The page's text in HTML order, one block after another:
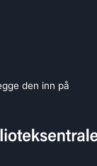
den inn på